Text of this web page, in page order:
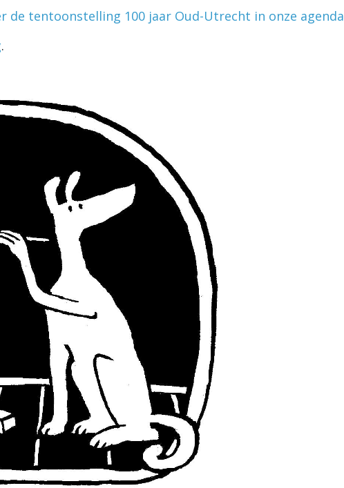
de tentoonstelling 100 jaar Oud-Utrecht in onze agenda
.